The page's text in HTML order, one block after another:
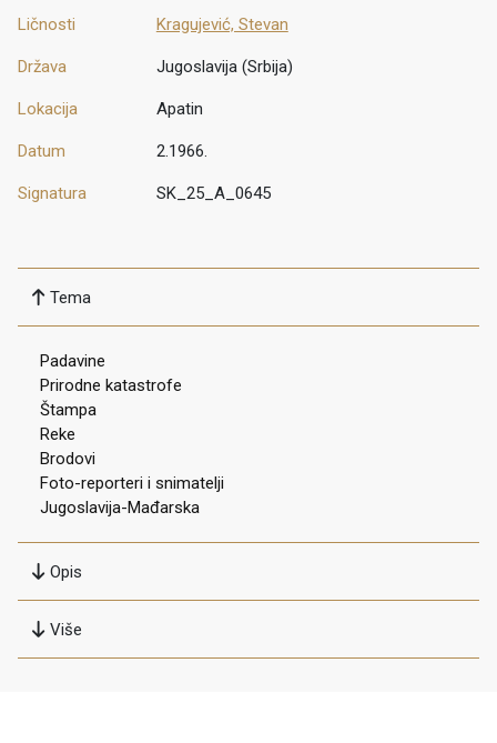
Ličnosti Kragujević, Stevan
Država Jugoslavija (Srbija)
Lokacija Apatin
Datum 2.1966.
Signatura SK_25_A_0645
Tema
Padavine
Prirodne katastrofe
Štampa
Reke
Brodovi
Foto-reporteri i snimatelji
Jugoslavija-Mađarska
Opis
Više